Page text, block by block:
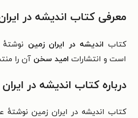
معرفی کتاب اندیشه در
کتاب اندیشه در ایران زمین نوشتهٔ
است و انتشارات امید سخن آن را
درباره کتاب اندیشه در
کتاب اندیشه در ایران زمین نوشته‌ٔ